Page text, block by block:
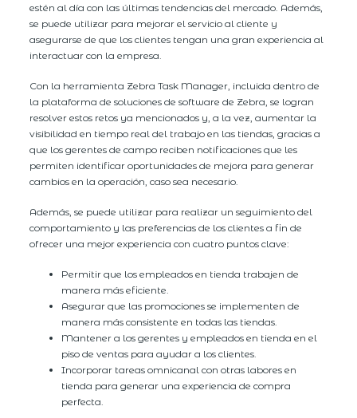
estén al día con las últimas tendencias del mercado. Además,
se puede utilizar para mejorar el servicio al cliente y
asegurarse de que los clientes tengan una gran experiencia al
interactuar con la empresa.
Con la herramienta Zebra Task Manager, incluida dentro de
la plataforma de soluciones de software de Zebra, se logran
resolver estos retos ya mencionados y, a la vez, aumentar la
visibilidad en tiempo real del trabajo en las tiendas, gracias a
que los gerentes de campo reciben notificaciones que les
permiten identificar oportunidades de mejora para generar
cambios en la operación, caso sea necesario.
Además, se puede utilizar para realizar un seguimiento del
comportamiento y las preferencias de los clientes a fin de
ofrecer una mejor experiencia con cuatro puntos clave:
Permitir que los empleados en tienda trabajen de
manera más eficiente.
Asegurar que las promociones se implementen de
manera más consistente en todas las tiendas.
Mantener a los gerentes y empleados en tienda en el
piso de ventas para ayudar a los clientes.
Incorporar tareas omnicanal con otras labores en
tienda para generar una experiencia de compra
perfecta.